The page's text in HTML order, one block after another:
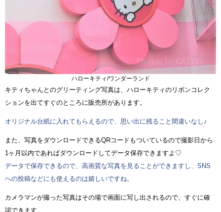
ハローキティ/ワンダーランド
キティちゃんとのグリーティング写真は、ハローキティのリボンコレク
ションを出てすぐのところに販売所があります。
オリジナル台紙に入れてもらえるので、思い出に残ること間違いなし♪
また、写真をダウンロードできるQRコードもついているので撮影日から
1ヶ月以内であればダウンロードしてデータ保存できますよ♡
データで保存できるので、高画質な写真を見ることができますし、SNS
への投稿などにも使えるのは嬉しいですね。
カメラマンが撮った写真はその場で画面に写し出されるので、すぐに確
認できます。